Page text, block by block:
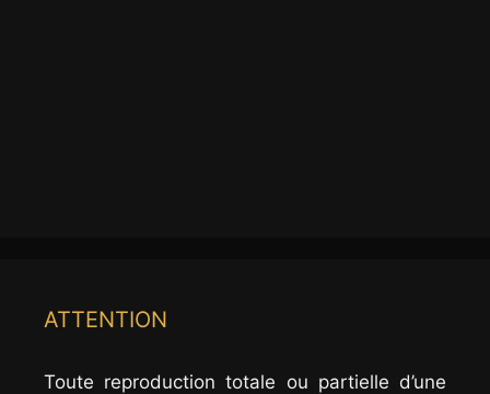
ATTENTION
Toute reproduction totale ou partielle d’une